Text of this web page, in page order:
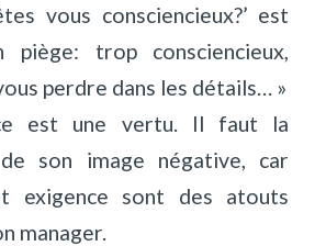
vous consciencieux?’ est
piège: trop consciencieux,
perdre dans les détails… »
est une vertu. Il faut la
son image négative, car
exigence sont des atouts
manager.